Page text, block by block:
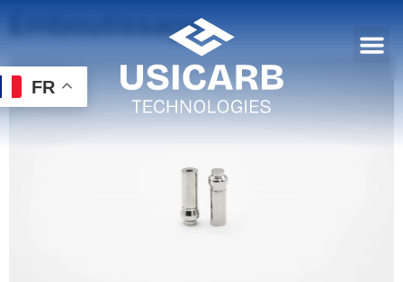
FR
Emboutissage